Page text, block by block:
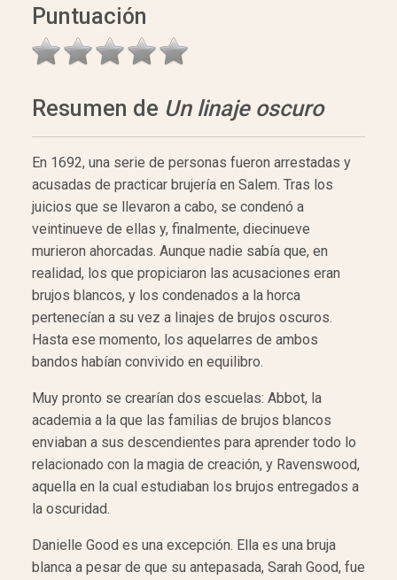
Puntuación
Resumen de Un linaje oscuro
En 1692, una serie de personas fueron arrestadas y
acusadas de practicar brujería en Salem. Tras los
juicios que se llevaron a cabo, se condenó a
veintinueve de ellas y, finalmente, diecinueve
murieron ahorcadas. Aunque nadie sabía que, en
realidad, los que propiciaron las acusaciones eran
brujos blancos, y los condenados a la horca
pertenecían a su vez a linajes de brujos oscuros.
Hasta ese momento, los aquelarres de ambos
bandos habían convivido en equilibro.
Muy pronto se crearían dos escuelas: Abbot, la
academia a la que las familias de brujos blancos
enviaban a sus descendientes para aprender todo lo
relacionado con la magia de creación, y Ravenswood,
aquella en la cual estudiaban los brujos entregados a
la oscuridad.
Danielle Good es una excepción. Ella es una bruja
blanca a pesar de que su antepasada, Sarah Good, fue